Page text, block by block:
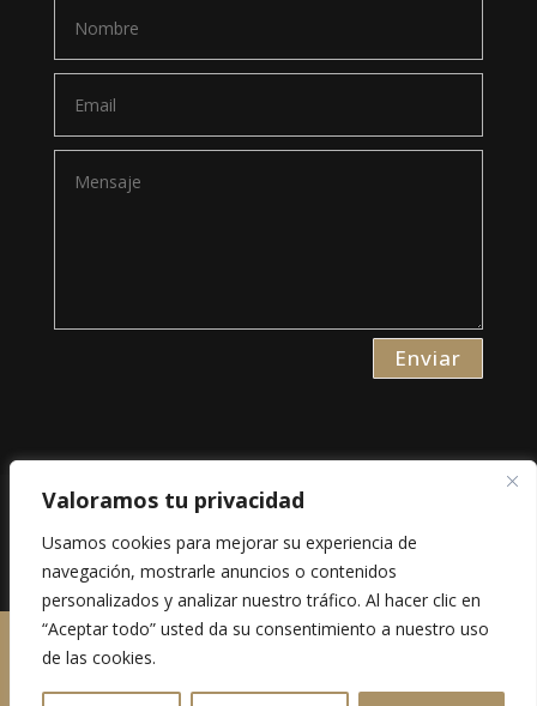
Valoramos tu privacidad
Usamos cookies para mejorar su experiencia de
navegación, mostrarle anuncios o contenidos
personalizados y analizar nuestro tráfico. Al hacer clic en
“Aceptar todo” usted da su consentimiento a nuestro uso
de las cookies.
Enviar
Aviso Legal
Política de Privacidad
Política de Cookies
Los derechos están reservados. 2023www.eligeunaweb.es